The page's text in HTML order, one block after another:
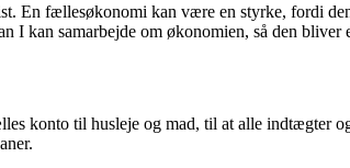
En fællesøkonomi kan være en styrke, fordi
kan samarbejde om økonomien, så den
konto til husleje og mad, til at alle indtægter